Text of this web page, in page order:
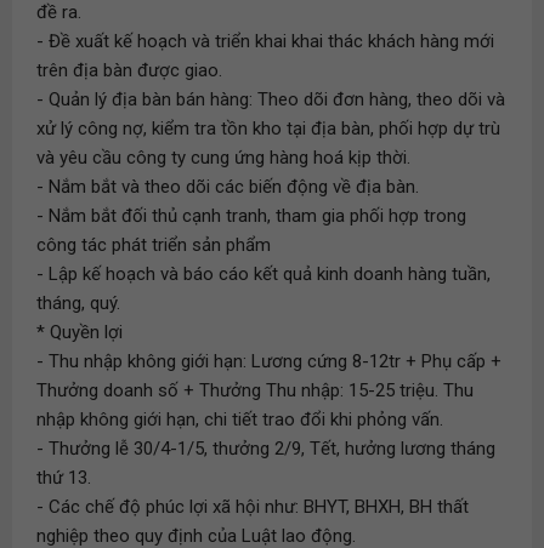
đề ra.
- Đề xuất kế hoạch và triển khai khai thác khách hàng mới
trên địa bàn được giao.
- Quản lý địa bàn bán hàng: Theo dõi đơn hàng, theo dõi và
xử lý công nợ, kiểm tra tồn kho tại địa bàn, phối hợp dự trù
và yêu cầu công ty cung ứng hàng hoá kịp thời.
- Nắm bắt và theo dõi các biến động về địa bàn.
- Nắm bắt đối thủ cạnh tranh, tham gia phối hợp trong
công tác phát triển sản phẩm
- Lập kế hoạch và báo cáo kết quả kinh doanh hàng tuần,
tháng, quý.
* Quyền lợi
- Thu nhập không giới hạn: Lương cứng 8-12tr + Phụ cấp +
Thưởng doanh số + Thưởng Thu nhập: 15-25 triệu. Thu
nhập không giới hạn, chi tiết trao đổi khi phỏng vấn.
- Thưởng lễ 30/4-1/5, thưởng 2/9, Tết, hưởng lương tháng
thứ 13.
- Các chế độ phúc lợi xã hội như: BHYT, BHXH, BH thất
nghiệp theo quy định của Luật lao động.